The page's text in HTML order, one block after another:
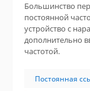
Большинство
постоянной
устройство с
дополнительно
частотой.
Постоянная